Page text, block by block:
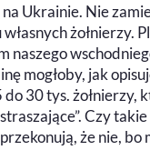
na Ukrainie. Nie
żołnierzy.
naszego
mogłoby, jak
do 30 tys. żołnierzy,
Czy
że nie, bo